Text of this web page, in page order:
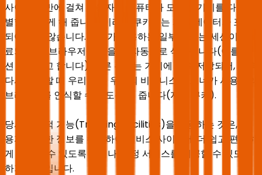
사이트 전반에 걸쳐 사용자의 컴퓨터나 모바일 기기를 다시 식
별할 수 있게 해 줍니다. 이러한 쿠키에는 개인 데이터가 포함
되어 있지 않습니다. 우리가 사용하는 일부 쿠키는 세션이 종
료되면, 즉 브라우저를 닫을 때 자동으로 삭제됩니다(이를 세
션 쿠키라고 합니다). 다른 쿠키는 기기에 계속 저장되어, 이후
다시 방문할 때 우리 또는 우리의 비즈니스 파트너가 사용자의
브라우저를 인식할 수 있도록 해 줍니다(지속 쿠키).
당사가 추적 기능(Tracking Facilities)을 사용하는 것은, 사
용자에 대한 정보를 수집하여 서비스 사이트에 더 쉽고 편리하
게 접근할 수 있도록 하거나, 특정 서비스를 제공할 수 있도록
하기 위함입니다.